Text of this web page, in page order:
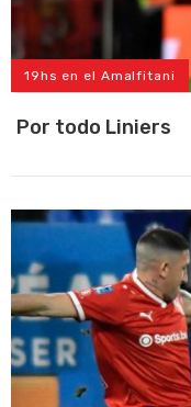
19hs en el Amalfitani
Por todo Liniers